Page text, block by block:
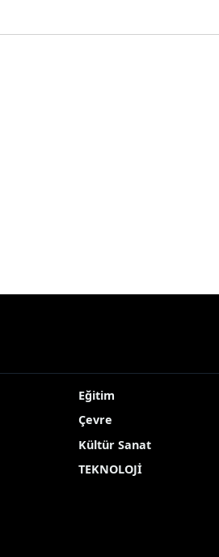
Eğitim
Çevre
Kültür Sanat
TEKNOLOJİ